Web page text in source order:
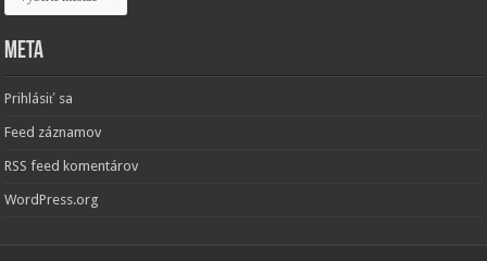
Meta
Prihlásiť sa
Feed záznamov
RSS feed komentárov
WordPress.org